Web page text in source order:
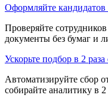
Оформляйте кандидатов
Проверяйте
документы без бумаг и
Ускорьте подбор в 2
Автоматизируйте сбор
собирайте аналитику в